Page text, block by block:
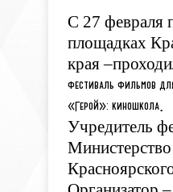
С 27 февраля
площадках
края
фестиваль фильмов
«Герой»: киношкола.
Учредитель